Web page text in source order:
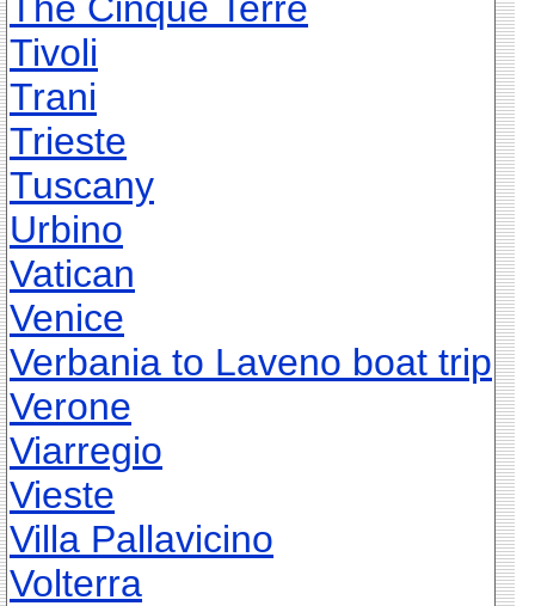
Tivoli
Trani
Trieste
Tuscany
Urbino
Vatican
Venice
Verbania to Laveno boat trip
Verone
Viarregio
Vieste
Villa Pallavicino
Volterra